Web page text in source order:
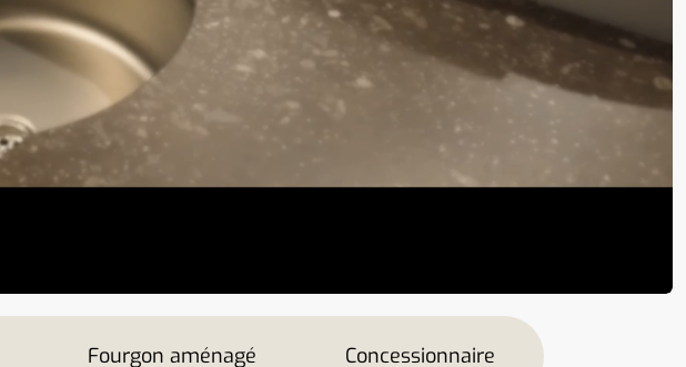
Fourgon aménagé Concessionnaire